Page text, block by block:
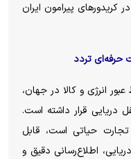
کریدور‌های پیرامون ایران
حرفه‌ای تردد
انرژی و کالا در جهان،
دریایی قرار داشته است.
تجارت حیاتی است، قابل
اطلاع‌رسانی دقیق و